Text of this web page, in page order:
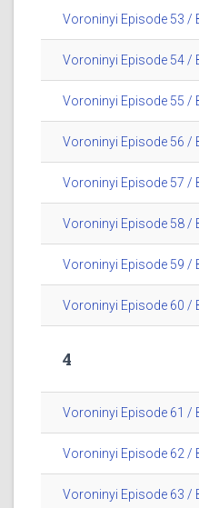
Voroninyi Episode 53 /
Voroninyi Episode 54
Voroninyi Episode 55 /
Voroninyi Episode 56 /
Voroninyi Episode 57 /
Voroninyi Episode 58
Voroninyi Episode 59 /
Voroninyi Episode 60 /
4
Voroninyi Episode 61 /
Voroninyi Episode 62
Voroninyi Episode 63 /